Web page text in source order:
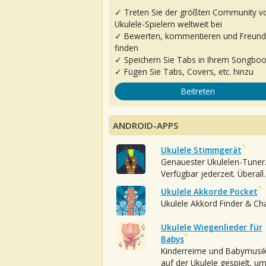
✓ Treten Sie der größten Community
Ukulele-Spielern weltweit bei
✓ Bewerten, kommentieren und
finden
✓ Speichern Sie Tabs in Ihrem
✓ Fügen Sie Tabs, Covers, etc. hinzu
Beitreten
ANDROID-APPS
Ukulele Stimmgerät
Genauester Ukulelen-Tuner.
Verfügbar jederzeit. Überall.
Ukulele Akkorde Pocket
Ukulele Akkord Finder &
Ukulele Wiegenlieder für
Babys
Kinderreime und
auf der Ukulele gespielt, um